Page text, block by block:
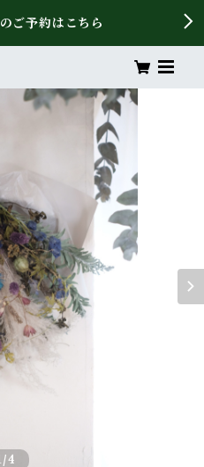
ご予約はこちら
/4